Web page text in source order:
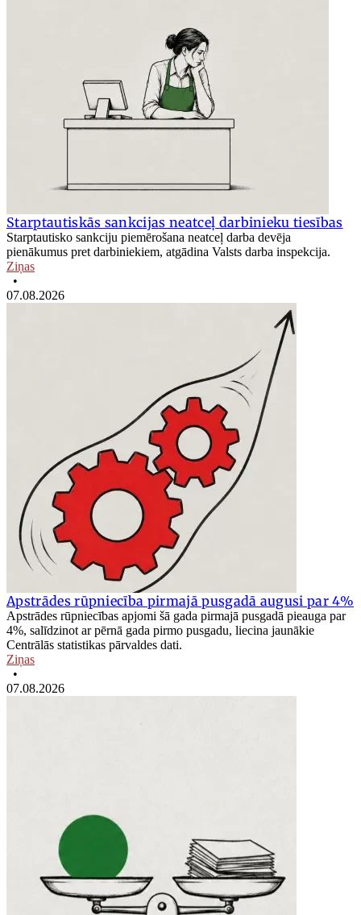
Starptautiskās sankcijas neatceļ darbinieku tiesības
Starptautisko sankciju piemērošana neatceļ darba devēja
pienākumus pret darbiniekiem, atgādina Valsts darba inspekcija.
Ziņas
•
07.08.2026
Apstrādes rūpniecība pirmajā pusgadā augusi par 4%
Apstrādes rūpniecības apjomi šā gada pirmajā pusgadā pieauga par
4%, salīdzinot ar pērnā gada pirmo pusgadu, liecina jaunākie
Centrālās statistikas pārvaldes dati.
Ziņas
•
07.08.2026